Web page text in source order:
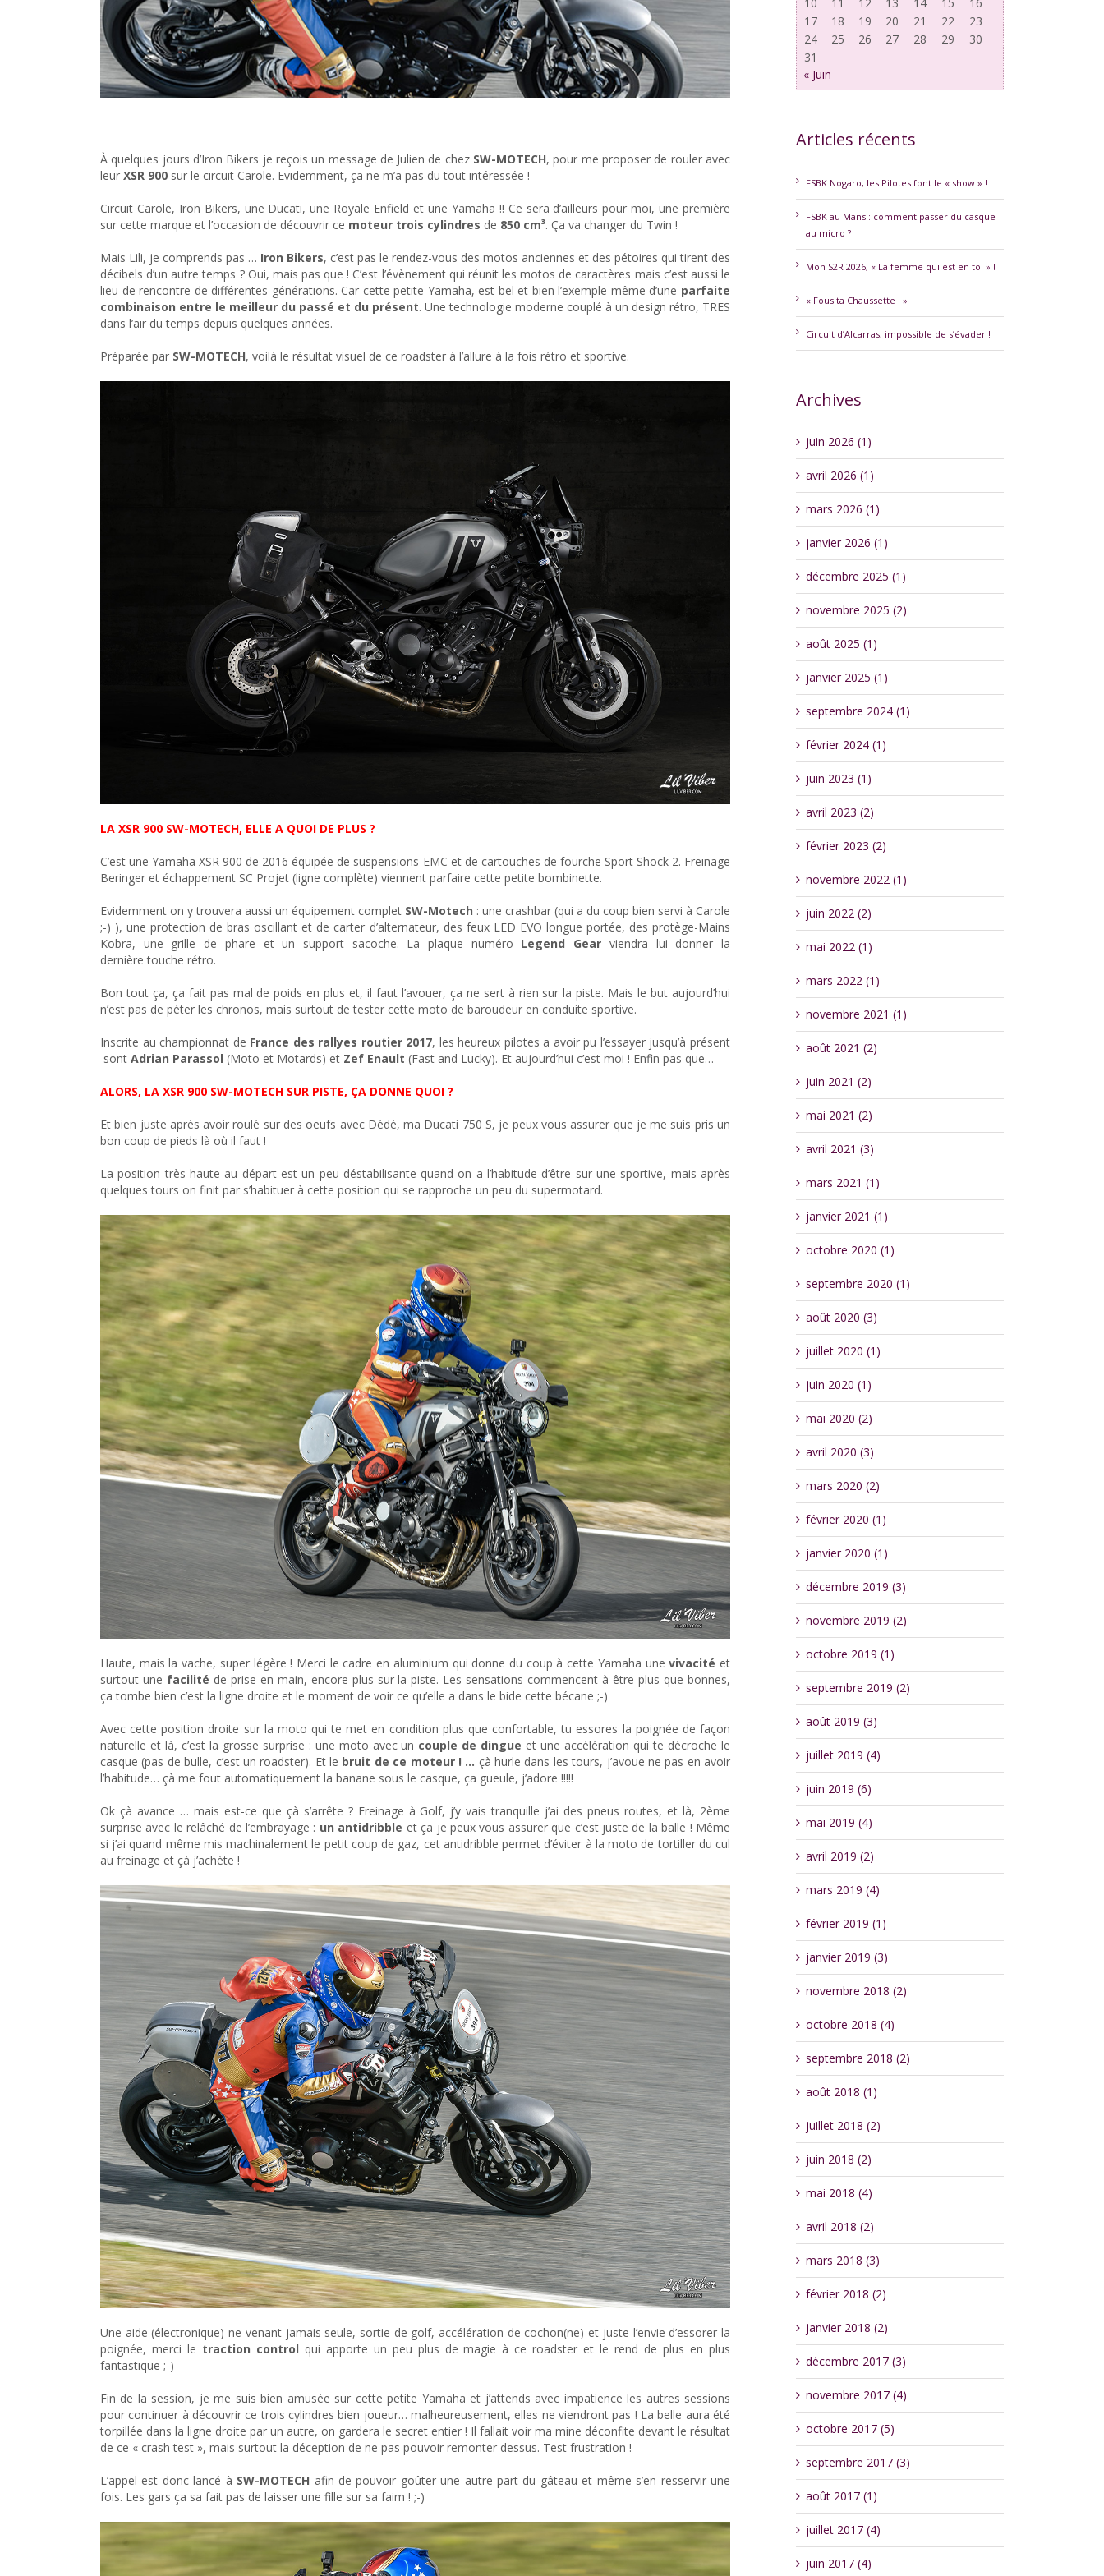
À quelques jours d’Iron Bikers je reçois un message de Julien de chez SW-MOTECH, pour me proposer de rouler avec
leur XSR 900 sur le circuit Carole. Evidemment, ça ne m’a pas du tout intéressée !
Circuit Carole, Iron Bikers, une Ducati, une Royale Enfield et une Yamaha !! Ce sera d’ailleurs pour moi, une première
sur cette marque et l’occasion de découvrir ce moteur trois cylindres de 850 cm³. Ça va changer du Twin !
Mais Lili, je comprends pas … Iron Bikers, c’est pas le rendez-vous des motos anciennes et des pétoires qui tirent des
décibels d’un autre temps ? Oui, mais pas que ! C’est l’évènement qui réunit les motos de caractères mais c’est aussi le
lieu de rencontre de différentes générations. Car cette petite Yamaha, est bel et bien l’exemple même d’une parfaite
combinaison entre le meilleur du passé et du présent. Une technologie moderne couplé à un design rétro, TRES
dans l’air du temps depuis quelques années.
Préparée par SW-MOTECH, voilà le résultat visuel de ce roadster à l’allure à la fois rétro et sportive.
LA XSR 900 SW-MOTECH, ELLE A QUOI DE PLUS ?
C’est une Yamaha XSR 900 de 2016 équipée de suspensions EMC et de cartouches de fourche Sport Shock 2. Freinage
Beringer et échappement SC Projet (ligne complète) viennent parfaire cette petite bombinette.
Evidemment on y trouvera aussi un équipement complet SW-Motech : une crashbar (qui a du coup bien servi à Carole
;-) ), une protection de bras oscillant et de carter d’alternateur, des feux LED EVO longue portée, des protège-Mains
Kobra, une grille de phare et un support sacoche. La plaque numéro Legend Gear viendra lui donner la
dernière touche rétro.
Bon tout ça, ça fait pas mal de poids en plus et, il faut l’avouer, ça ne sert à rien sur la piste. Mais le but aujourd’hui
n’est pas de péter les chronos, mais surtout de tester cette moto de baroudeur en conduite sportive.
Inscrite au championnat de France des rallyes routier 2017, les heureux pilotes a avoir pu l’essayer jusqu’à présent
sont Adrian Parassol (Moto et Motards) et Zef Enault (Fast and Lucky). Et aujourd’hui c’est moi ! Enfin pas que…
ALORS, LA XSR 900 SW-MOTECH SUR PISTE, ÇA DONNE QUOI ?
Et bien juste après avoir roulé sur des oeufs avec Dédé, ma Ducati 750 S, je peux vous assurer que je me suis pris un
bon coup de pieds là où il faut !
La position très haute au départ est un peu déstabilisante quand on a l’habitude d’être sur une sportive, mais après
quelques tours on finit par s’habituer à cette position qui se rapproche un peu du supermotard.
Haute, mais la vache, super légère ! Merci le cadre en aluminium qui donne du coup à cette Yamaha unevivacité et
surtout une facilité de prise en main, encore plus sur la piste. Les sensations commencent à être plus que bonnes,
ça tombe bien c’est la ligne droite et le moment de voir ce qu’elle a dans le bide cette bécane ;-)
Avec cette position droite sur la moto qui te met en condition plus que confortable, tu essores la poignée de façon
naturelle et là, c’est la grosse surprise : une moto avec un couple de dingue et une accélération qui te décroche le
casque (pas de bulle, c’est un roadster). Et le bruit de ce moteur ! … çà hurle dans les tours, j’avoue ne pas en avoir
l’habitude… çà me fout automatiquement la banane sous le casque, ça gueule, j’adore !!!!!
Ok çà avance … mais est-ce que çà s’arrête ? Freinage à Golf, j’y vais tranquille j’ai des pneus routes, et là, 2ème
surprise avec le relâché de l’embrayage : un antidribble et ça je peux vous assurer que c’est juste de la balle ! Même
si j’ai quand même mis machinalement le petit coup de gaz, cet antidribble permet d’éviter à la moto de tortiller du cul
au freinage et çà j’achète !
Une aide (électronique) ne venant jamais seule, sortie de golf, accélération de cochon(ne) et juste l’envie d’essorer la
poignée, merci le traction control qui apporte un peu plus de magie à ce roadster et le rend de plus en plus
fantastique ;-)
Fin de la session, je me suis bien amusée sur cette petite Yamaha et j’attends avec impatience les autres sessions
pour continuer à découvrir ce trois cylindres bien joueur… malheureusement, elles ne viendront pas ! La belle aura été
torpillée dans la ligne droite par un autre, on gardera le secret entier ! Il fallait voir ma mine déconfite devant le résultat
de ce « crash test », mais surtout la déception de ne pas pouvoir remonter dessus. Test frustration !
L’appel est donc lancé à SW-MOTECH afin de pouvoir goûter une autre part du gâteau et même s’en resservir une
fois. Les gars ça sa fait pas de laisser une fille sur sa faim ! ;-)
17
18 19 20 21 22
23
24
25 26 27 28 29
30
31
« Juin
Articles récents
FSBK Nogaro, les Pilotes font le « show » !
FSBK au Mans : comment passer du casque
au micro ?
Mon S2R 2026, « La femme qui est en toi » !
« Fous ta Chaussette ! »
Circuit d’Alcarras, impossible de s’évader !
Archives
juin 2026 (1)
avril 2026 (1)
mars 2026 (1)
janvier 2026 (1)
décembre 2025 (1)
novembre 2025 (2)
août 2025 (1)
janvier 2025 (1)
septembre 2024 (1)
février 2024 (1)
juin 2023 (1)
avril 2023 (2)
février 2023 (2)
novembre 2022 (1)
juin 2022 (2)
mai 2022 (1)
mars 2022 (1)
novembre 2021 (1)
août 2021 (2)
juin 2021 (2)
mai 2021 (2)
avril 2021 (3)
mars 2021 (1)
janvier 2021 (1)
octobre 2020 (1)
septembre 2020 (1)
août 2020 (3)
juillet 2020 (1)
juin 2020 (1)
mai 2020 (2)
avril 2020 (3)
mars 2020 (2)
février 2020 (1)
janvier 2020 (1)
décembre 2019 (3)
novembre 2019 (2)
octobre 2019 (1)
septembre 2019 (2)
août 2019 (3)
juillet 2019 (4)
juin 2019 (6)
mai 2019 (4)
avril 2019 (2)
mars 2019 (4)
février 2019 (1)
janvier 2019 (3)
novembre 2018 (2)
octobre 2018 (4)
septembre 2018 (2)
août 2018 (1)
juillet 2018 (2)
juin 2018 (2)
mai 2018 (4)
avril 2018 (2)
mars 2018 (3)
février 2018 (2)
janvier 2018 (2)
décembre 2017 (3)
novembre 2017 (4)
octobre 2017 (5)
septembre 2017 (3)
août 2017 (1)
juillet 2017 (4)
juin 2017 (4)